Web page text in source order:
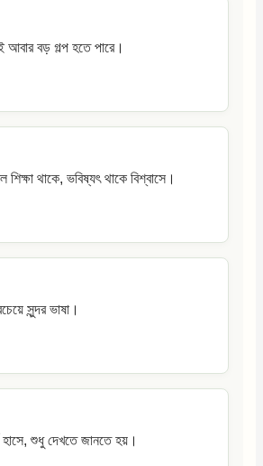
আবার বড় গল্প হতে পারে।
থাকে, ভবিষ্যৎ থাকে বিশ্বাসে।
সুন্দর ভাষা।
শুধু দেখতে জানতে হয়।